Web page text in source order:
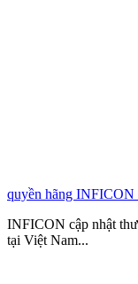
quyền hãng
INFICON cập nhật
tại Việt Nam...